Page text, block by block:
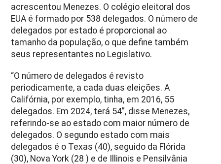
acrescentou Menezes. O colégio eleitoral dos
EUA é formado por 538 delegados. O número de
delegados por estado é proporcional ao
tamanho da população, o que define também
seus representantes no Legislativo.
“O número de delegados é revisto
periodicamente, a cada duas eleições. A
Califórnia, por exemplo, tinha, em 2016, 55
delegados. Em 2024, terá 54”, disse Menezes,
referindo-se ao estado com maior número de
delegados. O segundo estado com mais
delegados é o Texas (40), seguido da Flórida
(30), Nova York (28 ) e de Illinois e Pensilvânia